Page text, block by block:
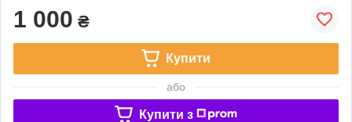
1 000 ₴
Купити
або
Купити з